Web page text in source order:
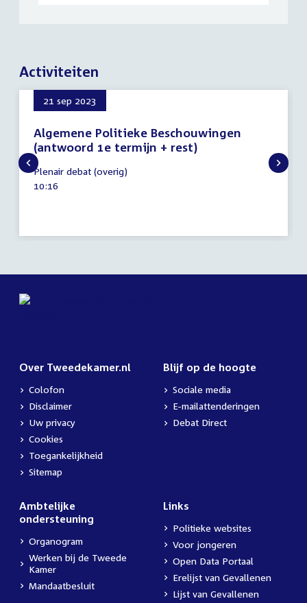
Activiteiten
21 sep 2023
Algemene Politieke Beschouwingen
(antwoord 1e termijn + rest)
21
september
2023
Plenair debat (overig)
Tijd
10:16
Over Tweedekamer.nl
Colofon
Disclaimer
Uw privacy
Cookies
Toegankelijkheid
Sitemap
Blijf op de hoogte
Sociale media
E-mailattenderingen
Debat Direct
Ambtelijke
ondersteuning
Organogram
Werken bij de Tweede
Kamer
Mandaatbesluit
Links
Politieke websites
Voor jongeren
Open Data Portaal
Erelijst van Gevallenen
Lijst van Gevallenen